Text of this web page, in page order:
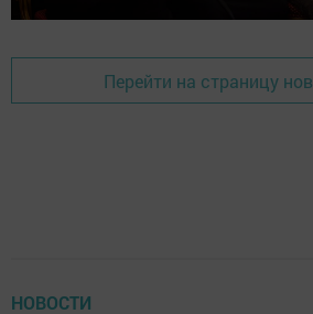
Перейти на страницу
НОВОСТИ